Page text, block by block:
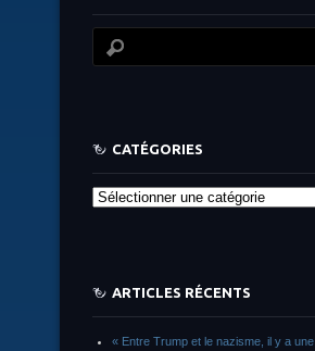
CATÉGORIES
Catégories
ARTICLES RÉCENTS
« Entre Trump et le nazisme, il y a une